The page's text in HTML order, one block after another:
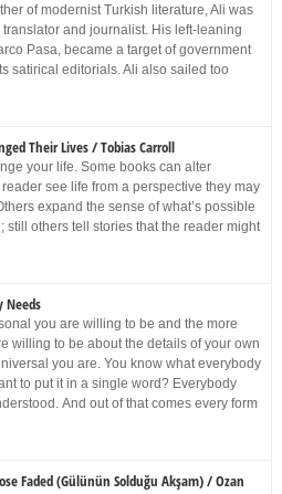
of modernist Turkish literature, Ali was
translator and journalist. His left-leaning
Pasa, became a target of government
satirical editorials. Ali also sailed too
Their Lives / Tobias Carroll
your life. Some books can alter
see life from a perspective they may
expand the sense of what’s possible
still others tell stories that the reader might
Needs
you are willing to be and the more
willing to be about the details of your own
you are. You know what everybody
to put it in a single word? Everybody
And out of that comes every form
Faded (Gülünün Solduğu Akşam) / Ozan